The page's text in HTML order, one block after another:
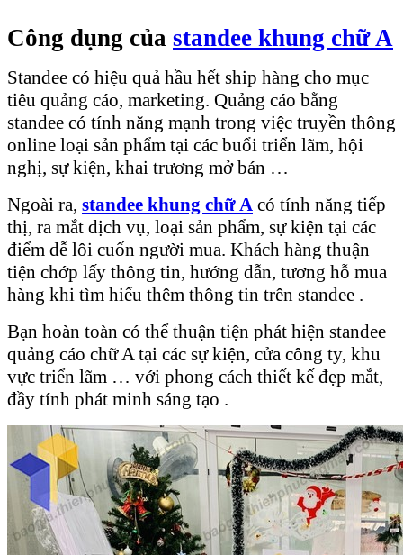
Công dụng của standee khung chữ A
Standee có hiệu quả hầu hết ship hàng cho mục
tiêu quảng cáo, marketing. Quảng cáo bằng
standee có tính năng mạnh trong việc truyền thông
online loại sản phẩm tại các buổi triển lãm, hội
nghị, sự kiện, khai trương mở bán …
Ngoài ra, standee khung chữ A có tính năng tiếp
thị, ra mắt dịch vụ, loại sản phẩm, sự kiện tại các
điểm dễ lôi cuốn người mua. Khách hàng thuận
tiện chớp lấy thông tin, hướng dẫn, tương hỗ mua
hàng khi tìm hiểu thêm thông tin trên standee .
Bạn hoàn toàn có thể thuận tiện phát hiện standee
quảng cáo chữ A tại các sự kiện, cửa công ty, khu
vực triển lãm … với phong cách thiết kế đẹp mắt,
đầy tính phát minh sáng tạo .